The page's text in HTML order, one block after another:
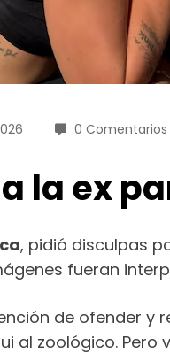
0 Comentarios
la ex
, pidió disculpas
fueran
de ofender
al zoológico.